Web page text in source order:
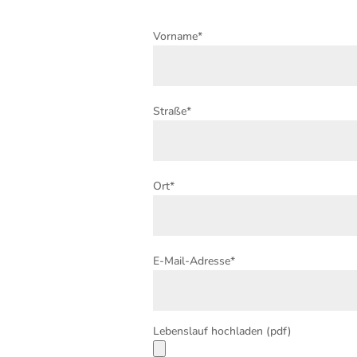
Vorname*
Straße*
Ort*
E-Mail-Adresse*
Lebenslauf hochladen (pdf)